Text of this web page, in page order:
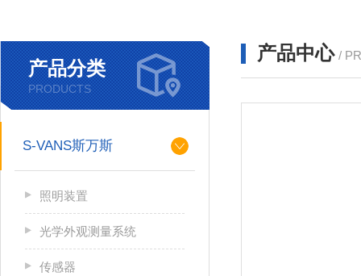
产品分类
PRODUCTS
S-VANS斯万斯
照明装置
光学外观测量系统
传感器
产品中心 /